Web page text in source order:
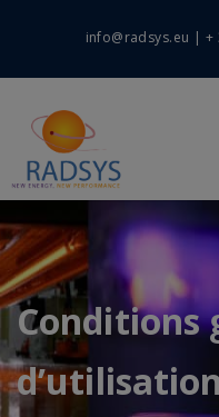
info@radsys.eu | +
Conditions
d’utilisation